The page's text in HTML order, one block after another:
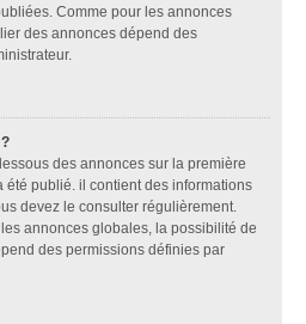
Comme pour les annonces
des annonces dépend des
des annonces sur la première
publié. il contient des informations
devez le consulter régulièrement.
annonces globales, la possibilité de
des permissions définies par